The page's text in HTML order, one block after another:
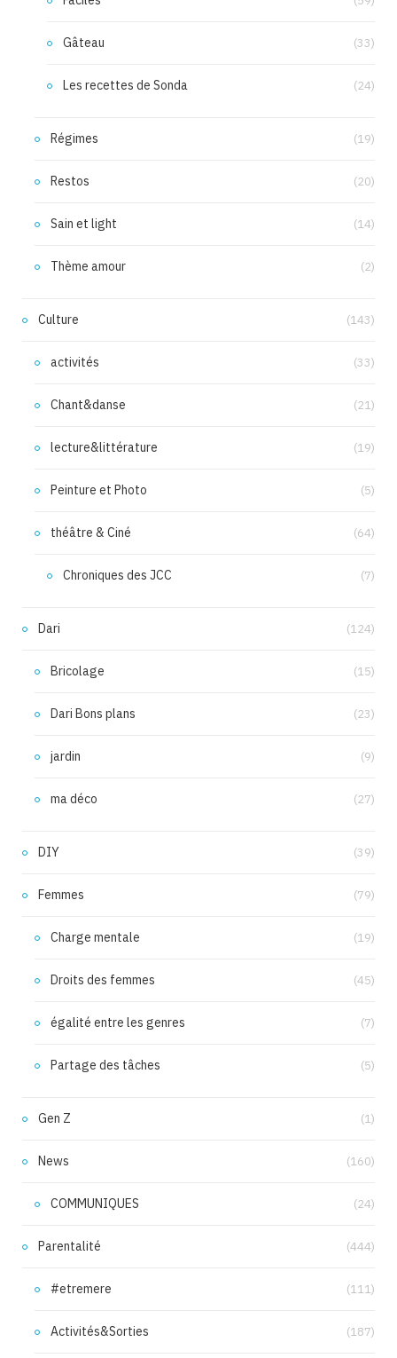
Gâteau (33)
Les recettes de Sonda (24)
Régimes (19)
Restos (20)
Sain et light (14)
Thème amour (2)
Culture (143)
activités (33)
Chant&danse (21)
lecture&littérature (19)
Peinture et Photo (5)
théâtre & Ciné (64)
Chroniques des JCC (7)
Dari (124)
Bricolage (15)
Dari Bons plans (23)
jardin (9)
ma déco (27)
DIY (39)
Femmes (79)
Charge mentale (19)
Droits des femmes (45)
égalité entre les genres (7)
Partage des tâches (5)
Gen Z (1)
News (160)
COMMUNIQUES (24)
Parentalité (444)
#etremere (111)
Activités&Sorties (187)